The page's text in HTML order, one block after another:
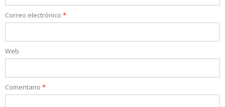
Correo electrónico *
Web
Comentario *